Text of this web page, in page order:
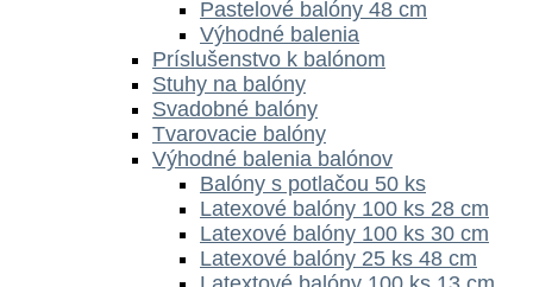
Pastelové balóny 48 cm
Výhodné balenia
Príslušenstvo k balónom
Stuhy na balóny
Svadobné balóny
Tvarovacie balóny
Výhodné balenia balónov
Balóny s potlačou 50 ks
Latexové balóny 100 ks 28 cm
Latexové balóny 100 ks 30 cm
Latexové balóny 25 ks 48 cm